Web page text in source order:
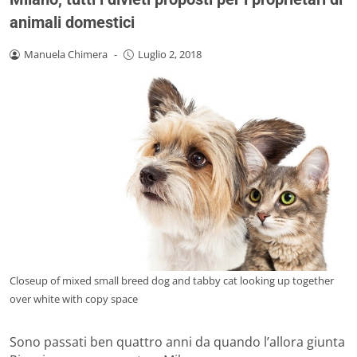
animali domestici
Manuela Chimera - Luglio 2, 2018
Closeup of mixed small breed dog and tabby cat looking up together
over white with copy space
Sono passati ben quattro anni da quando l’allora giunta